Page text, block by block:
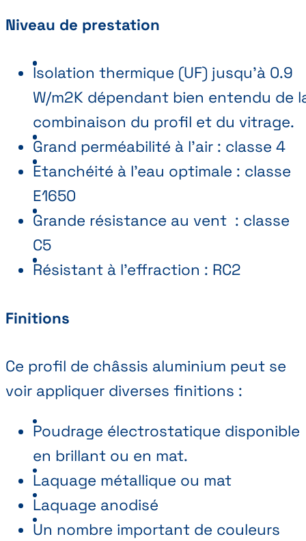
Niveau de prestation
Isolation thermique (UF) jusqu'à 0.9
W/m2K dépendant bien entendu de
combinaison du profil et du vitrage.
Grand perméabilité à l'air : classe 4
Etanchéité à l'eau optimale : classe
E1650
Grande résistance au vent : classe
C5
Résistant à l'effraction : RC2
Finitions
Ce profil de châssis aluminium peut se
voir appliquer diverses finitions :
Poudrage électrostatique disponible
en brillant ou en mat.
Laquage métallique ou mat
Laquage anodisé
Un nombre important de couleurs